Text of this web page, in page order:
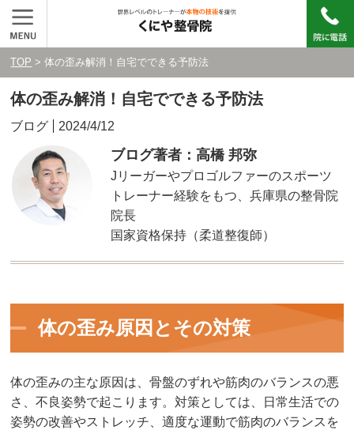
TOP > 体の歪み解消！自宅でできる予防法
体の歪み解消！自宅でできる予防法
ブログ 2024/4/12
ブログ著者：高橋 邦弥
Jリーガーやプロゴルファーのスポーツ
トレーナー経験をもつ、兵庫県の整骨院
院長
国家資格保持（柔道整復師）
体の歪み原因とその対策
体の歪みの主な原因は、骨盤のずれや筋肉のバランスの悪
さ、不良姿勢で起こります。対策としては、日常生活での
姿勢の改善やストレッチ、適度な運動で筋肉のバランスを